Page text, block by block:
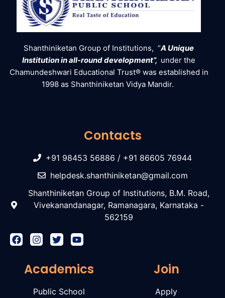
Shanthiniketan Group of Institutions, “A Unique
Institution in all-round development”, under the
Chamundeshwari Educational Trust® was established in
1998 as Shanthiniketan Vidya Mandir.
Contacts
+91 98453 56886 / +91 86605 76944
helpdesk.shanthiniketan@gmail.com
Shanthiniketan Group of Institutions, B.M. Road,
Vivekanandanagar, Ramanagara, Karnataka -
562159
Academics
Public School
Join
Apply